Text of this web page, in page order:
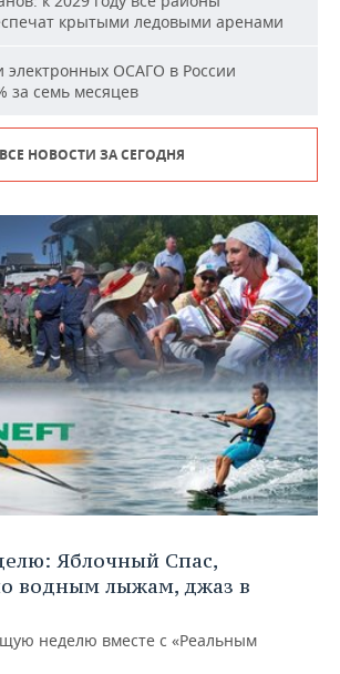
крытыми ледовыми аренами
электронных ОСАГО в России
за семь месяцев
ВСЕ НОВОСТИ ЗА СЕГОДНЯ
Яблочный Спас,
водным лыжам, джаз в
неделю вместе с «Реальным